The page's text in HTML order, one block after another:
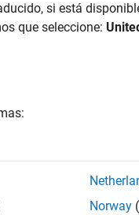
si está
que seleccione:
Norway